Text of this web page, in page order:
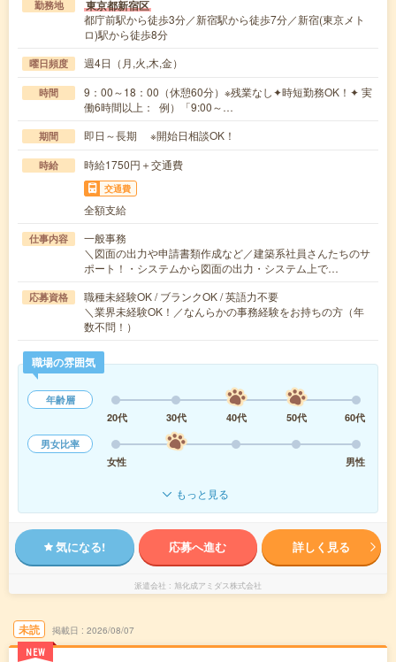
勤務地 東京都新宿区
都庁前駅から徒歩3分／新宿駅から徒歩7分／新宿(東京メト
ロ)駅から徒歩8分
曜日頻度 週4日（月,火,木,金）
時間
9：00～18：00（休憩60分）※残業なし✦時短勤務OK！✦ 実
働6時間以上： 例）「9:00～…
期間 即日～長期 ※開始日相談OK！
時給 時給1750円＋交通費
交通費
全額支給
仕事内容
一般事務
＼図面の出力や申請書類作成など／建築系社員さんたちのサ
ポート！・システムから図面の出力・システム上で…
応募資格
職種未経験OK / ブランクOK / 英語力不要
＼業界未経験OK！／なんらかの事務経験をお持ちの方（年
数不問！）
職場の雰囲気
年齢層
20代
30代 40代 50代
60代
男女比率
女性
男性
もっと見る
気になる! 応募へ進む 詳しく見る
派遣会社 旭化成アミダス株式会社
未読
NEW
掲載日 2026/08/07